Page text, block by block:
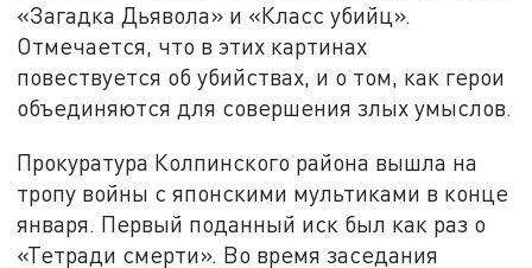
«Загадка Дьявола» и «Класс убийц».
Отмечается, что в этих картинах
повествуется об убийствах, и о том, как герои
объединяются для совершения злых умыслов.
Прокуратура Колпинского района вышла на
тропу войны с японскими мультиками в конце
января. Первый поданный иск был как раз о
«Тетради смерти». Во время заседания